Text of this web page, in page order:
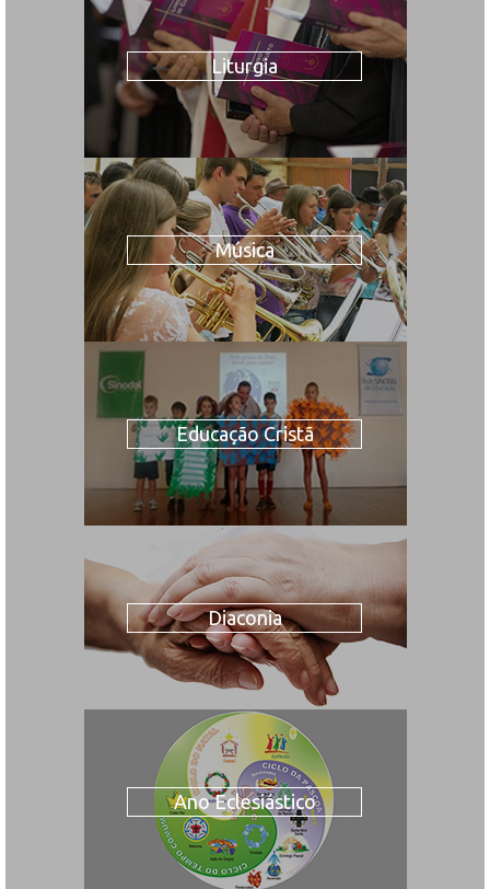
Liturgia
Música
Educação Cristã
Diaconia
Ano Eclesiástico